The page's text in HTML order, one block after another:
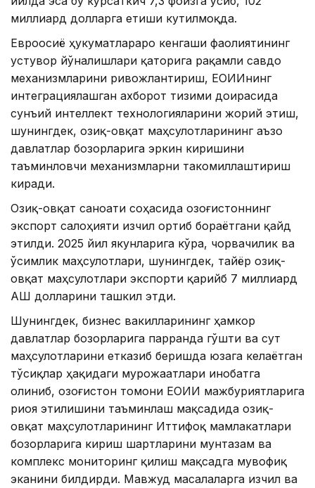
миллиард долларга етиши кутилмоқда.
Евроосиё ҳукуматлараро кенгаши фаолиятининг
устувор йўналишлари қаторига рақамли савдо
механизмларини ривожлантириш, ЕОИИнинг
интеграциялашган ахборот тизими доирасида
сунъий интеллект технологияларини жорий этиш,
шунингдек, озиқ-овқат маҳсулотларининг аъзо
давлатлар бозорларига эркин киришини
таъминловчи механизмларни такомиллаштириш
киради.
Озиқ-овқат саноати соҳасида Қозоғистоннинг
экспорт салоҳияти изчил ортиб бораётгани қайд
этилди. 2025 йил якунларига кўра, чорвачилик ва
ўсимлик маҳсулотлари, шунингдек, тайёр озиқ-
овқат маҳсулотлари экспорти қарийб 7 миллиард
АҚШ долларини ташкил этди.
Шунингдек, бизнес вакилларининг ҳамкор
давлатлар бозорларига парранда гўшти ва сут
маҳсулотларини етказиб беришда юзага келаётган
тўсиқлар ҳақидаги мурожаатлари инобатга
олиниб, Қозоғистон томони ЕОИИ мажбуриятларига
риоя этилишини таъминлаш мақсадида озиқ-
овқат маҳсулотларининг Иттифоқ мамлакатлари
бозорларига кириш шартларини мунтазам ва
комплекс мониторинг қилиш мақсадга мувофиқ
эканини билдирди. Мавжуд масалаларга изчил ва